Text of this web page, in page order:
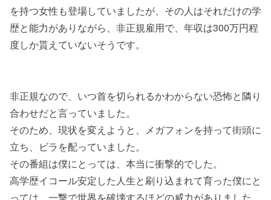
を持つ女性も登場していましたが、その人はそれだけの学
歴と能力がありながら、非正規雇用で、年収は300万円程
度しか貰えていないそうです。
非正規なので、いつ首を切られるかわからない恐怖と隣り
合わせだと言っていました。
そのため、現状を変えようと、メガフォンを持って街頭に
立ち、ビラを配っていました。
その番組は僕にとっては、本当に衝撃的でした。
高学歴イコール安定した人生と刷り込まれて育った僕にと
っては、一撃で世界を破壊するほどの威力がありました。